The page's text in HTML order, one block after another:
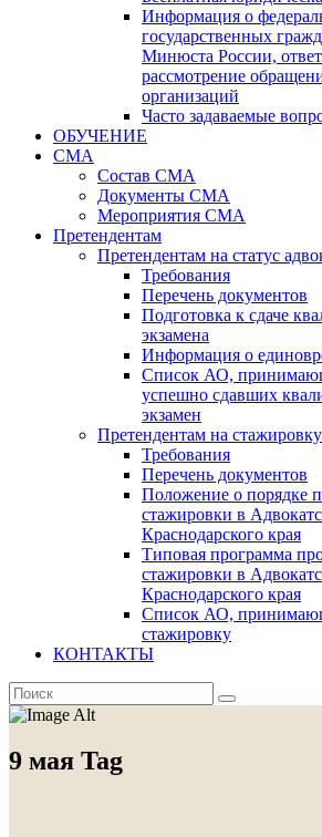
Информация о
государственных
Минюста России,
рассмотрение
организаций
Часто задаваемые
ОБУЧЕНИЕ
СМА
Состав СМА
Документы СМА
Мероприятия СМА
Претендентам
Претендентам на статус
Требования
Перечень документов
Подготовка к сдаче
экзамена
Информация о
Список АО,
успешно сдавших
экзамен
Претендентам на стажировку
Требования
Перечень документов
Положение о порядке
стажировки в
Краснодарского края
Типовая программа
стажировки в
Краснодарского края
Список АО,
стажировку
КОНТАКТЫ
9 мая Tag